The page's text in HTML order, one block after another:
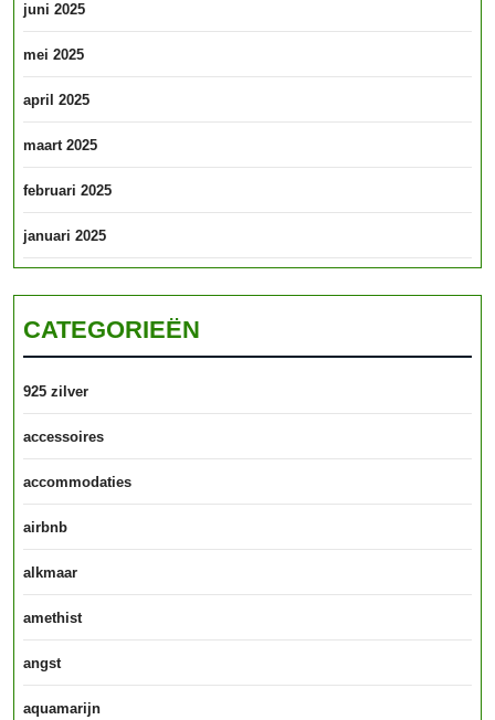
juni 2025
mei 2025
april 2025
maart 2025
februari 2025
januari 2025
CATEGORIEËN
925 zilver
accessoires
accommodaties
airbnb
alkmaar
amethist
angst
aquamarijn